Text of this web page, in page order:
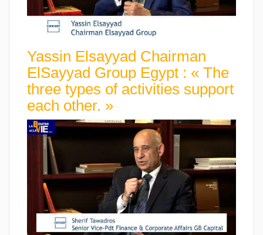
Yassin Elsayyad Chairman
ElSayyad Group Egypt : « The
three types of activities support
each other. »